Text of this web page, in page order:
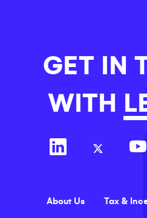
GET IN
WITH
About Us Tax &